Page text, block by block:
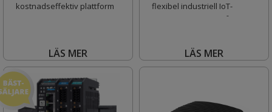
kostnadseffektiv plattform
LÄS MER
flexibel industriell IoT-
Gateway baserad på NXP
LÄS MER